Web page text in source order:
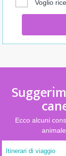
Voglio
Ecco alcuni
Itinerari di viaggio